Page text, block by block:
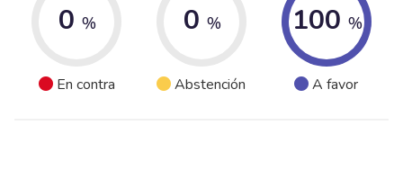
0 %
En contra
0 %
Abstención
100 %
A favor